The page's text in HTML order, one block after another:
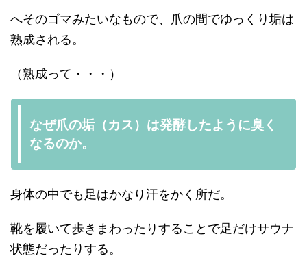
へそのゴマみたいなもので、爪の間でゆっくり垢は
熟成される。
（熟成って・・・）
なぜ爪の垢（カス）は発酵したように臭く
なるのか。
身体の中でも足はかなり汗をかく所だ。
靴を履いて歩きまわったりすることで足だけサウナ
状態だったりする。